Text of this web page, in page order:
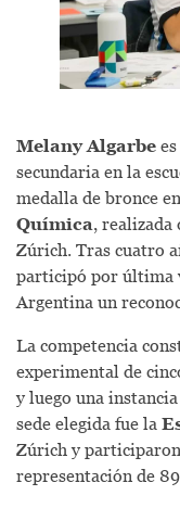
Melany Algarbe
secundaria en la
medalla de bronce
Química, realizada
Zúrich. Tras cuatro
participó por última
Argentina un
La competencia
experimental de
y luego una
sede elegida fue la
Zúrich y
representación de